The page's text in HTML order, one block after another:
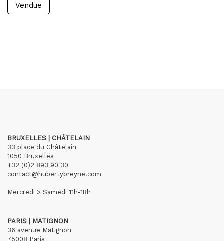
Vendue
BRUXELLES | CHÂTELAIN
33 place du Châtelain
1050 Bruxelles
+32 (0)2 893 90 30
contact@hubertybreyne.com
Mercredi > Samedi 11h-18h
PARIS | MATIGNON
36 avenue Matignon
75008 Paris